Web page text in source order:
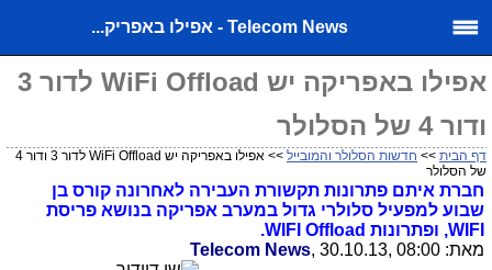
Telecom News - אפילו באפריק...
אפילו באפריקה יש WiFi Offload לדור 3
ודור 4 של הסלולר
דף הבית >> חדשות הסלולר והמובייל
>> אפילו באפריקה יש WiFi Offload לדור 3 ודור 4
של הסלולר
חברת איתם פתרונות תקשורת העבירה לאחרונה קורס בן
שבוע למפעיל סלולרי גדול במערב אפריקה בנושא פריסת
WIFI, ופתרונות WIFI Offload
.
מאת:
Telecom News, 30.10.13, 08:00